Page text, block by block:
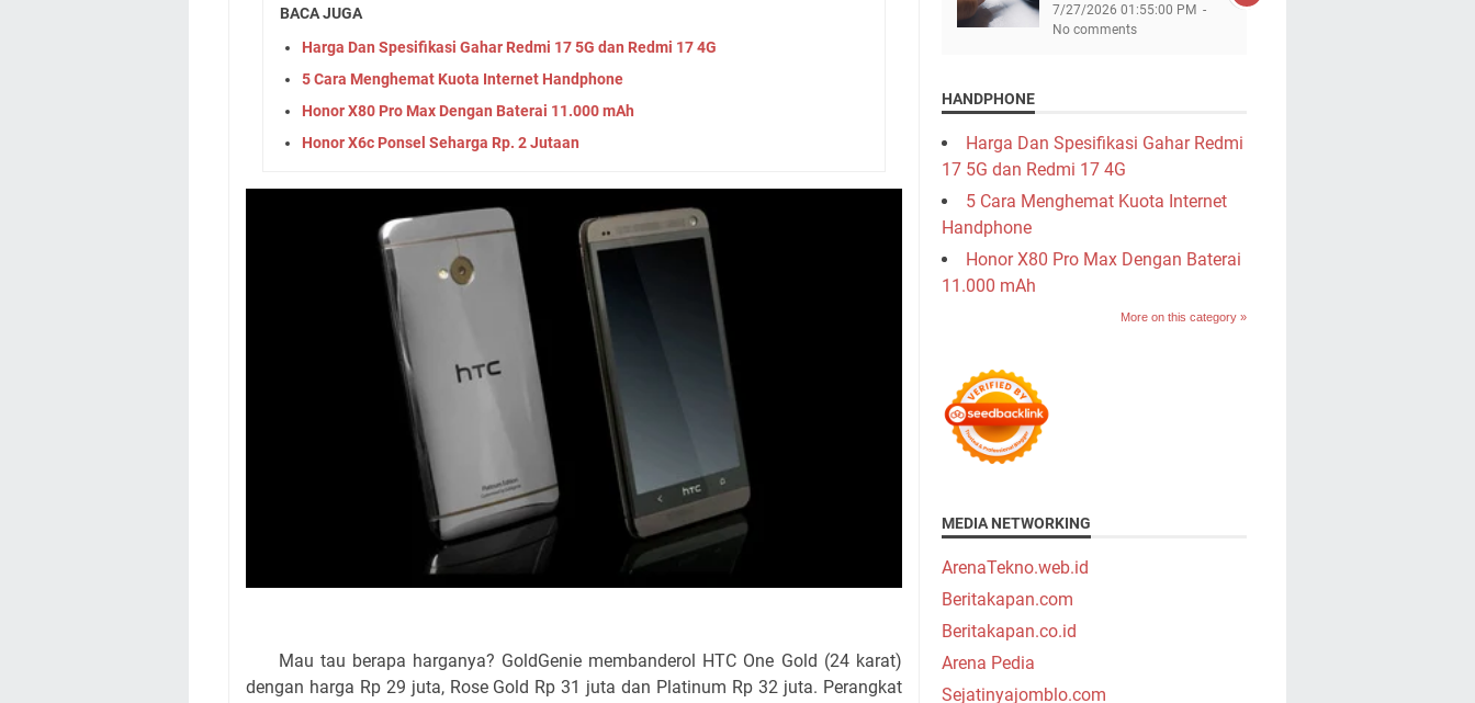
BACA JUGA
Harga Dan Spesifikasi Gahar Redmi 17 5G dan Redmi 17 4G
5 Cara Menghemat Kuota Internet Handphone
Honor X80 Pro Max Dengan Baterai 11.000 mAh
Honor X6c Ponsel Seharga Rp. 2 Jutaan
Mau tau berapa harganya? GoldGenie membanderol HTC One Gold (24 karat)
dengan harga Rp 29 juta, Rose Gold Rp 31 juta dan Platinum Rp 32 juta. Perangkat
7/27/2026 01:55:00 PM
No comments
HANDPHONE
Harga Dan Spesifikasi Gahar Redmi
17 5G dan Redmi 17 4G
5 Cara Menghemat Kuota Internet
Handphone
Honor X80 Pro Max Dengan Baterai
11.000 mAh
More on this category »
MEDIA NETWORKING
ArenaTekno.web.id
Beritakapan.com
Beritakapan.co.id
Arena Pedia
Sejatinyajomblo.com